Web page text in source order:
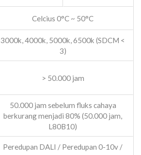
Celcius 0°C ~ 50°C
3000k, 4000k, 5000k, 6500k (SDCM <
3)
> 50.000 jam
50.000 jam sebelum fluks cahaya
berkurang menjadi 80% (50.000 jam,
L80B10)
Peredupan DALI / Peredupan 0-10v /